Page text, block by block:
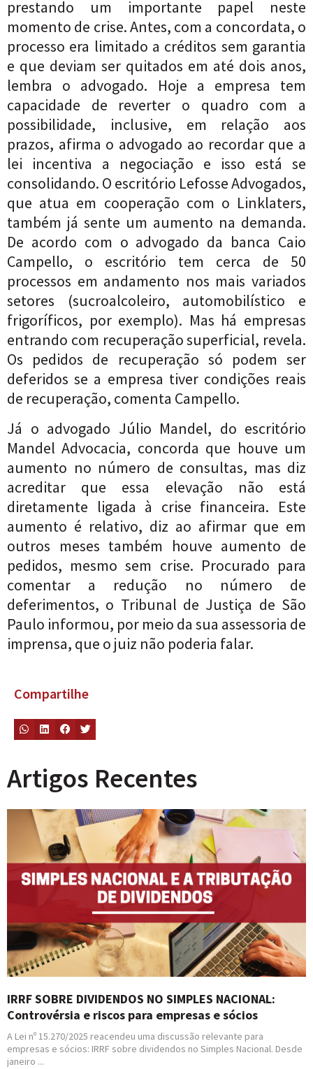
prestando um importante papel neste
momento de crise. Antes, com a concordata, o
processo era limitado a créditos sem garantia
e que deviam ser quitados em até dois anos,
lembra o advogado. Hoje a empresa tem
capacidade de reverter o quadro com a
possibilidade, inclusive, em relação aos
prazos, afirma o advogado ao recordar que a
lei incentiva a negociação e isso está se
consolidando. O escritório Lefosse Advogados,
que atua em cooperação com o Linklaters,
também já sente um aumento na demanda.
De acordo com o advogado da banca Caio
Campello, o escritório tem cerca de 50
processos em andamento nos mais variados
setores (sucroalcoleiro, automobilístico e
frigoríficos, por exemplo). Mas há empresas
entrando com recuperação superficial, revela.
Os pedidos de recuperação só podem ser
deferidos se a empresa tiver condições reais
de recuperação, comenta Campello.
Já o advogado Júlio Mandel, do escritório
Mandel Advocacia, concorda que houve um
aumento no número de consultas, mas diz
acreditar que essa elevação não está
diretamente ligada à crise financeira. Este
aumento é relativo, diz ao afirmar que em
outros meses também houve aumento de
pedidos, mesmo sem crise. Procurado para
comentar a redução no número de
deferimentos, o Tribunal de Justiça de São
Paulo informou, por meio da sua assessoria de
imprensa, que o juiz não poderia falar.
Compartilhe
Artigos Recentes
IRRF SOBRE DIVIDENDOS NO SIMPLES NACIONAL:
Controvérsia e riscos para empresas e sócios
A Lei nº 15.270/2025 reacendeu uma discussão relevante para
empresas e sócios: IRRF sobre dividendos no Simples Nacional. Desde
janeiro ...